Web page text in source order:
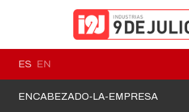
ES EN
ENCABEZADO-LA-EMPRESA